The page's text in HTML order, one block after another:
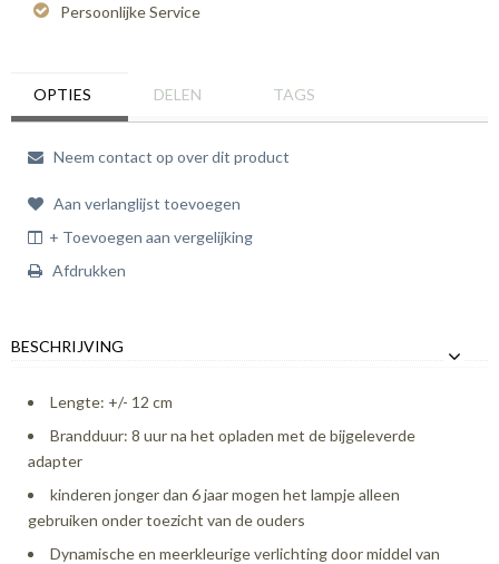
Persoonlijke Service
OPTIES DELEN TAGS
Neem contact op over dit product
Aan verlanglijst toevoegen
+ Toevoegen aan vergelijking
Afdrukken
BESCHRIJVING
Lengte: +/- 12 cm
Brandduur: 8 uur na het opladen met de bijgeleverde
adapter
kinderen jonger dan 6 jaar mogen het lampje alleen
gebruiken onder toezicht van de ouders
Dynamische en meerkleurige verlichting door middel van